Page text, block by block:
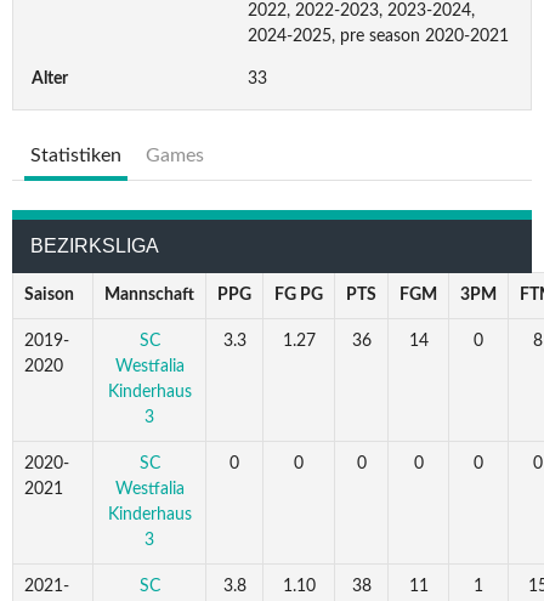
2022, 2022-2023, 2023-2024,
2024-2025, pre season 2020-2021
Alter 33
Statistiken Games
BEZIRKSLIGA
Saison Mannschaft PPG FG PG PTS FGM 3PM
2019-
2020
SC
Westfalia
Kinderhaus
3
3.3 1.27 36 14 0 8
2020-
2021
SC
Westfalia
Kinderhaus
3
0 0 0 0 0 0
2021-
SC
3.8 1.10 38 11 1